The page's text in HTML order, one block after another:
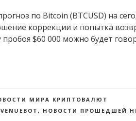
по Bitcoin (BTCUSD) на
коррекции и попытка
пробоя $60 000 можно будет
МИРА КРИПТОВАЛЮТ
, НОВОСТИ ПРОШЕДШЕЙ